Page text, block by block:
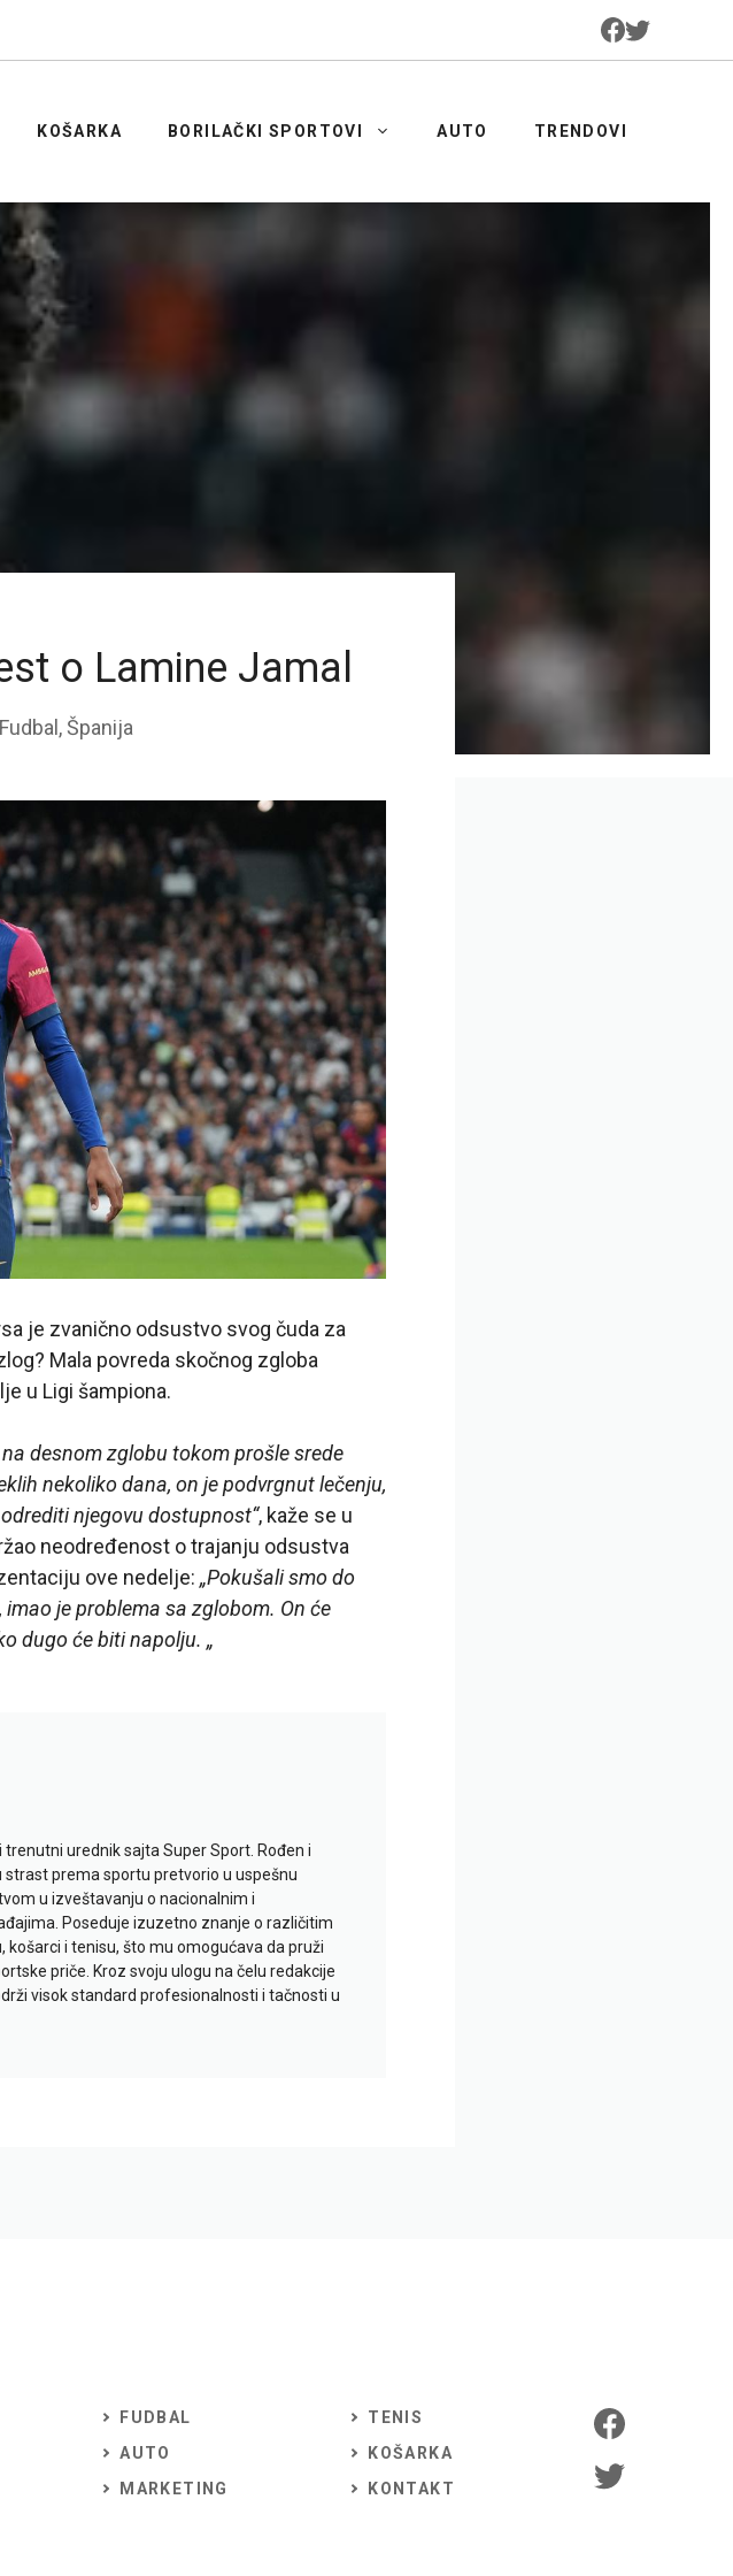
KOŠARKA BORILAČKI SPORTOVI AUTO TRENDOVI
o Lamine Jamal
Fudbal ,Španija
je zvanično odsustvo svog čuda za
Mala povreda skočnog zgloba
u Ligi šampiona.
desnom zglobu tokom prošle srede
nekoliko dana, on je podvrgnut lečenju,
njegovu dostupnost“, kaže se u
neodređenost o trajanju odsustva
ove nedelje: „Pokušali smo do
je problema sa zglobom. On će
dugo će biti napolju. „
trenutni urednik sajta Super Sport. Rođen i
strast prema sportu pretvorio u uspešnu
u izveštavanju o nacionalnim i
Poseduje izuzetno znanje o različitim
i tenisu, što mu omogućava da pruži
priče. Kroz svoju ulogu na čelu redakcije
visok standard profesionalnosti i tačnosti u
FUDBAL
AUTO
MARKETING
TENIS
KOŠARKA
KONTAKT